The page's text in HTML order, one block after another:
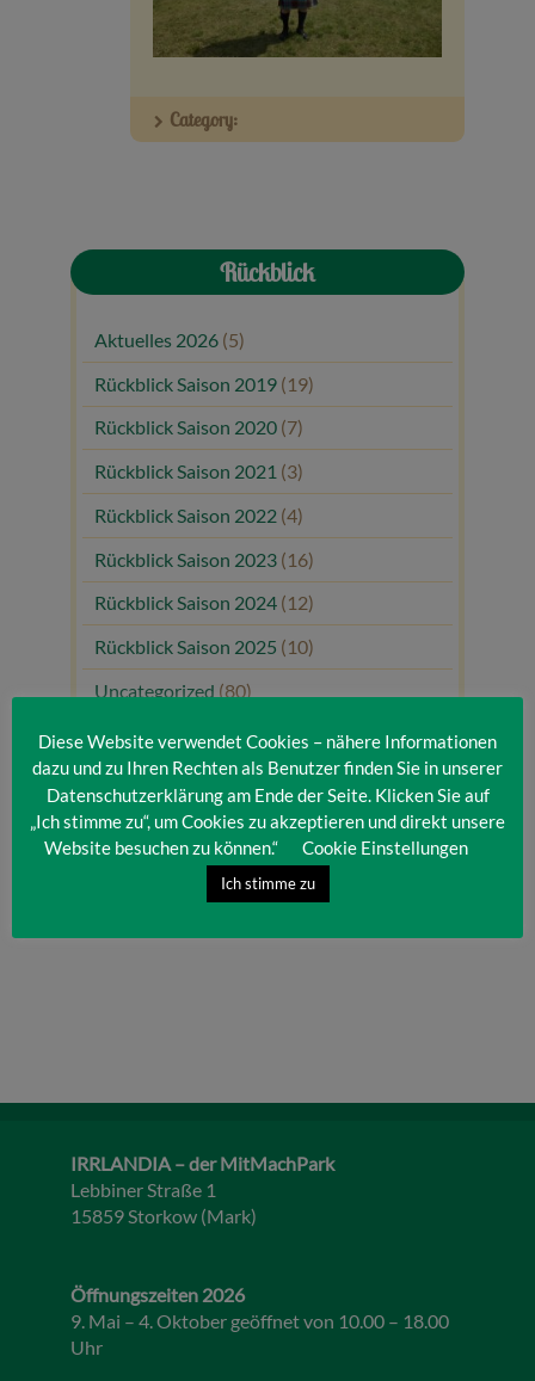
Veranstaltungen
Baumpaten
Category:
Rückblick
Aktuelles 2026 (5)
Rückblick Saison 2019 (19)
Rückblick Saison 2020 (7)
Rückblick Saison 2021 (3)
Rückblick Saison 2022 (4)
Rückblick Saison 2023 (16)
Rückblick Saison 2024 (12)
Rückblick Saison 2025 (10)
Uncategorized (80)
Unsere Gäste(1)
IRRLANDIA – der MitMachPark
Lebbiner Straße 1
15859 Storkow (Mark)
Öffnungszeiten 2026
9. Mai – 4. Oktober geöffnet von 10.00 – 18.00
Uhr
Diese Website verwendet Cookies – nähere Informationen
dazu und zu Ihren Rechten als Benutzer finden Sie in unserer
Datenschutzerklärung am Ende der Seite. Klicken Sie auf
„Ich stimme zu“, um Cookies zu akzeptieren und direkt unsere
Website besuchen zu können.“
Cookie Einstellungen
Ich stimme zu